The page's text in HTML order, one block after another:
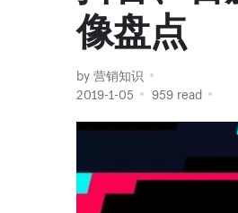
像盘点
by 营销知识
2019-1-05
959 read